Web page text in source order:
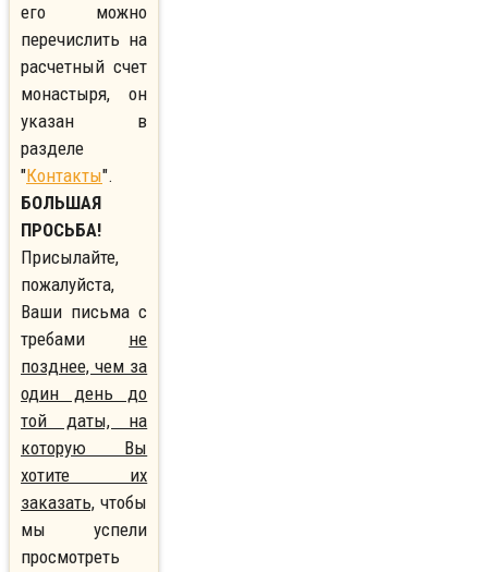
его можно
перечислить на
расчетный счет
монастыря, он
указан в
разделе
"Контакты".
БОЛЬШАЯ
ПРОСЬБА!
Присылайте,
пожалуйста,
Ваши письма с
требами не
позднее, чем за
один день до
той даты, на
которую Вы
хотите их
заказать, чтобы
мы успели
просмотреть